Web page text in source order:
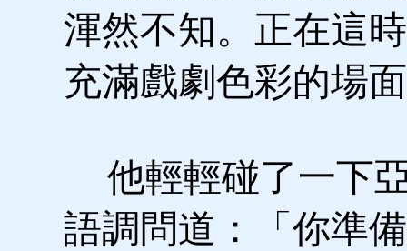
渾然不知。正在這
充滿戲劇色彩的場
他輕輕碰了一下
語調問道：「你準